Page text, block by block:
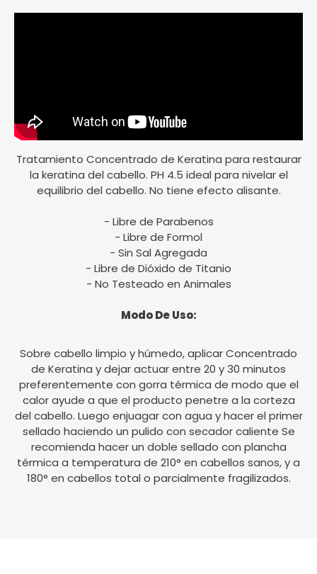
Tratamiento Concentrado de Keratina para restaurar
la keratina del cabello. PH 4.5 ideal para nivelar el
equilibrio del cabello. No tiene efecto alisante.
- Libre de Parabenos
- Libre de Formol
- Sin Sal Agregada
- Libre de Dióxido de Titanio
- No Testeado en Animales
Modo De Uso:
Sobre cabello limpio y húmedo, aplicar Concentrado
de Keratina y dejar actuar entre 20 y 30 minutos
preferentemente con gorra térmica de modo que el
calor ayude a que el producto penetre a la corteza
del cabello. Luego enjuagar con agua y hacer el primer
sellado haciendo un pulido con secador caliente Se
recomienda hacer un doble sellado con plancha
térmica a temperatura de 210° en cabellos sanos, y a
180° en cabellos total o parcialmente fragilizados.